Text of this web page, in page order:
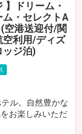
】ドリーム・
・セレクトA
空港送迎付/関
空利用/ディズ
ッジ泊)
ル。自然豊かな
お楽しみいただ